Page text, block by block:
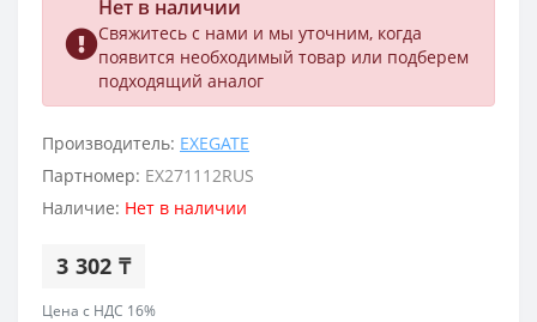
Нет в наличии
Свяжитесь с нами и мы уточним, когда
появится необходимый товар или подберем
подходящий аналог
Производитель: EXEGATE
Партномер: EX271112RUS
Наличие: Нет в наличии
3 302 ₸
Цена с НДС 16%